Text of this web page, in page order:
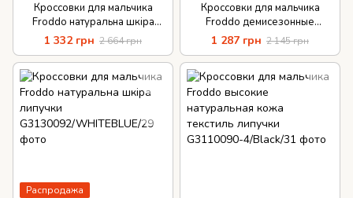
Кроссовки для мальчика
Froddo натуральна шкіра
липучка
1 332 грн 2 664 грн
Кроссовки для мальчика
Froddo демисезонные
натуральная кожа шнурки
1 287 грн 2 145 грн
Распродажа